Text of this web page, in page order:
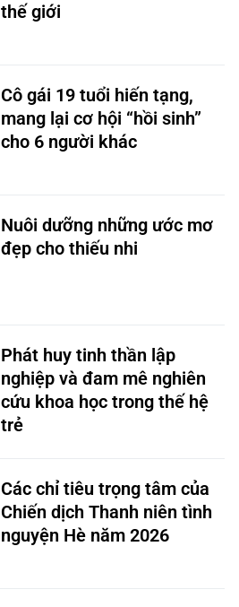
thế giới
Cô gái 19 tuổi hiến tạng,
mang lại cơ hội “hồi sinh”
cho 6 người khác
Nuôi dưỡng những ước mơ
đẹp cho thiếu nhi
Phát huy tinh thần lập
nghiệp và đam mê nghiên
cứu khoa học trong thế hệ
trẻ
Các chỉ tiêu trọng tâm của
Chiến dịch Thanh niên tình
nguyện Hè năm 2026